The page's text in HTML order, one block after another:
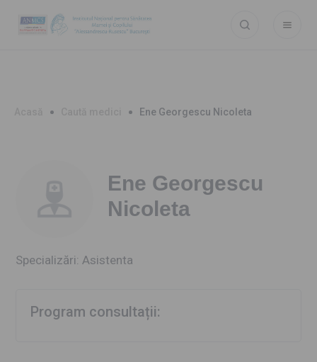
Ene Georgescu Nicoleta
Ene Georgescu
Nicoleta
Specializări: Asistenta
Program consultații: